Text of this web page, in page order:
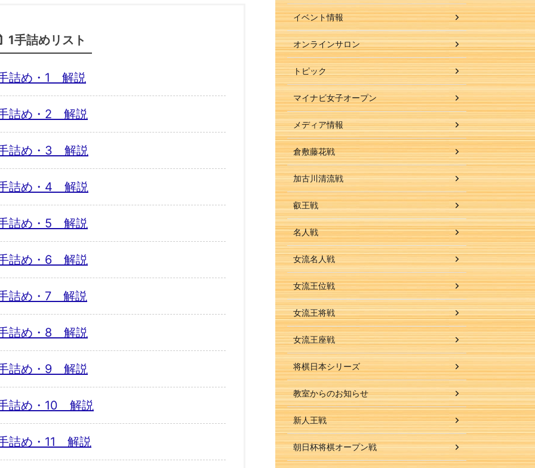
1手詰めリスト
詰め・1 解説
詰め・2 解説
詰め・3 解説
詰め・4 解説
詰め・5 解説
詰め・6 解説
詰め・7 解説
詰め・8 解説
詰め・9 解説
詰め・10 解説
詰め・11 解説
イベント情報
オンラインサロン
トピック
マイナビ女子オープン
メディア情報
倉敷藤花戦
加古川清流戦
叡王戦
名人戦
女流名人戦
女流王位戦
女流王将戦
女流王座戦
将棋日本シリーズ
教室からのお知らせ
新人王戦
朝日杯将棋オープン戦